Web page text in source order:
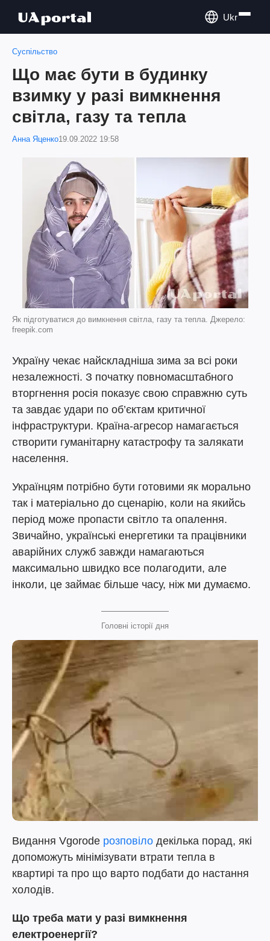
Ukr
Суспільство
Що має бути в будинку
взимку у разі вимкнення
світла, газу та тепла
Анна Яценко19.09.2022 19:58
Як підготуватися до вимкнення світла, газу та тепла. Джерело:
freepik.com
Україну чекає найскладніша зима за всі роки
незалежності. З початку повномасштабного
вторгнення росія показує свою справжню суть
та завдає удари по об’єктам критичної
інфраструктури. Країна-агресор намагається
створити гуманітарну катастрофу та залякати
населення.
Українцям потрібно бути готовими як морально
так і матеріально до сценарію, коли на якийсь
період може пропасти світло та опалення.
Звичайно, українські енергетики та працівники
аварійних служб завжди намагаються
максимально швидко все полагодити, але
інколи, це займає більше часу, ніж ми думаємо.
Головні історії дня
Видання Vgorode розповіло декілька порад, які
допоможуть мінімізувати втрати тепла в
квартирі та про що варто подбати до настання
холодів.
Що треба мати у разі вимкнення
електроенергії?